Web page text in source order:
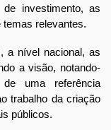
investimento, as
temas relevantes.
nível nacional, as
a visão, notando-
uma referência
trabalho da criação
públicos.